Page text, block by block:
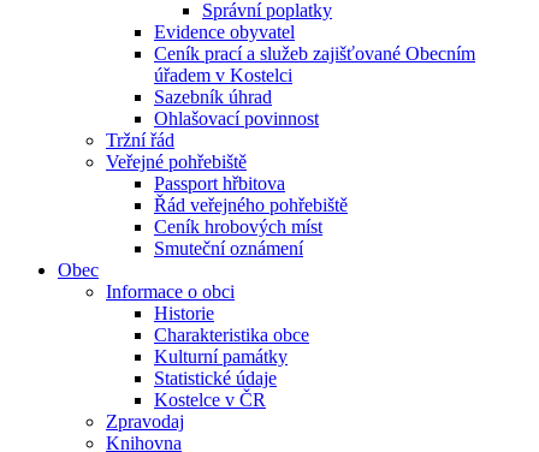
Správní poplatky
Evidence obyvatel
Ceník prací a služeb zajišťované Obecním
úřadem v Kostelci
Sazebník úhrad
Ohlašovací povinnost
Tržní řád
Veřejné pohřebiště
Passport hřbitova
Řád veřejného pohřebiště
Ceník hrobových míst
Smuteční oznámení
Obec
Informace o obci
Historie
Charakteristika obce
Kulturní památky
Statistické údaje
Kostelce v ČR
Zpravodaj
Knihovna